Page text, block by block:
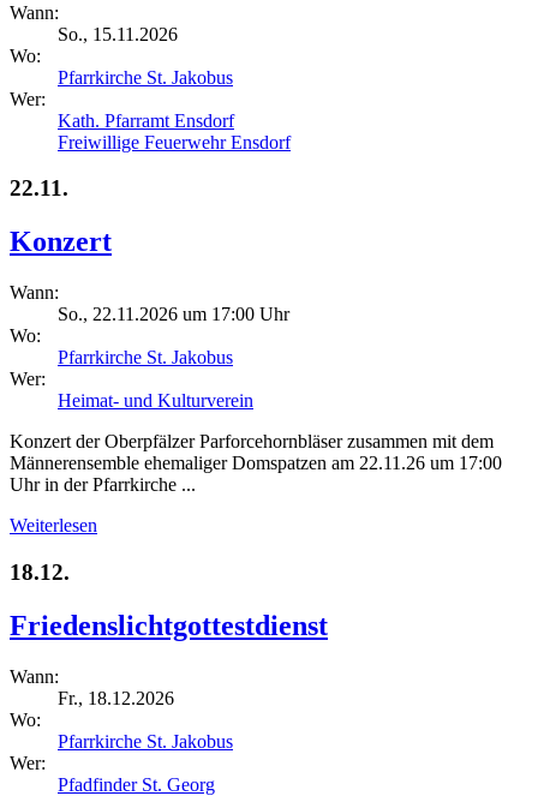
Wann:
So., 15.11.2026
Wo:
Pfarrkirche St. Jakobus
Wer:
Kath. Pfarramt Ensdorf
Freiwillige Feuerwehr Ensdorf
22.11.
Konzert
Wann:
So., 22.11.2026 um 17:00 Uhr
Wo:
Pfarrkirche St. Jakobus
Wer:
Heimat- und Kulturverein
Konzert der Oberpfälzer Parforcehornbläser zusammen mit dem
Männerensemble ehemaliger Domspatzen am 22.11.26 um 17:00
Uhr in der Pfarrkirche ...
Weiterlesen
18.12.
Friedenslichtgottestdienst
Wann:
Fr., 18.12.2026
Wo:
Pfarrkirche St. Jakobus
Wer:
Pfadfinder St. Georg